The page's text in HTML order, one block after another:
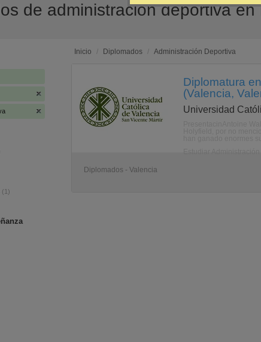
de administración deportiva en
(1)
Inicio / Diplomados / Administración Deportiva
Diplomatura
(Valencia,
Universidad
Diplomados - Valencia